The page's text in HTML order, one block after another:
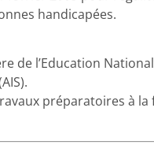
handicapées.
de l’Education
préparatoires à